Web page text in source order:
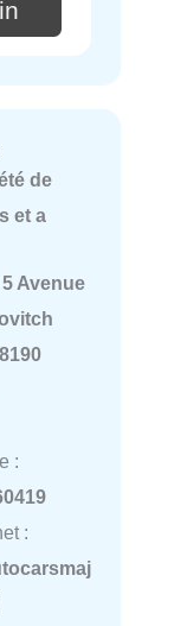
de
et a
5 Avenue
:
: